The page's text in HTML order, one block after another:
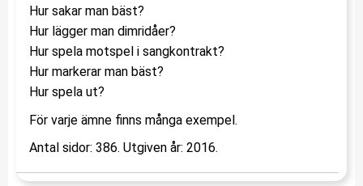
Hur sakar man bäst?
Hur lägger man dimridåer?
Hur spela motspel i sangkontrakt?
Hur markerar man bäst?
Hur spela ut?
För varje ämne finns många exempel.
Antal sidor: 386. Utgiven år: 2016.